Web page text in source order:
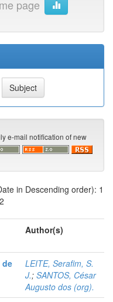
page
e-mail notification of new
in Descending order): 1
Author(s)
de
LEITE, Serafim, S.
J.; SANTOS, César
Augusto dos (org).